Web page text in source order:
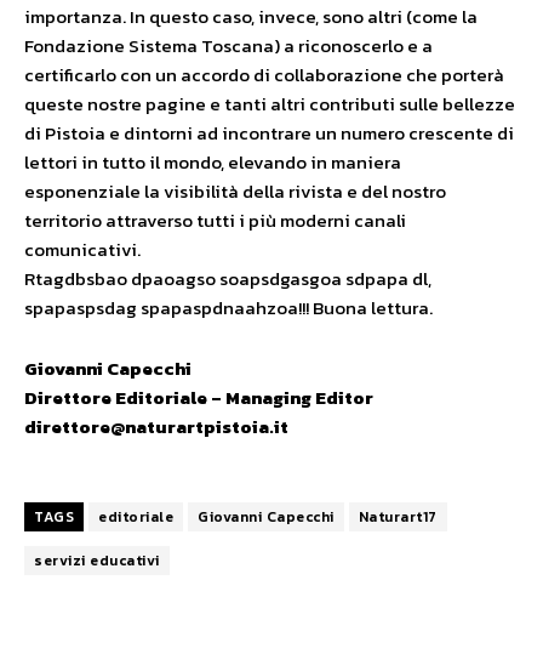
importanza. In questo caso, invece, sono altri (come la
Fondazione Sistema Toscana) a riconoscerlo e a
certificarlo con un accordo di collaborazione che porterà
queste nostre pagine e tanti altri contributi sulle bellezze
di Pistoia e dintorni ad incontrare un numero crescente di
lettori in tutto il mondo, elevando in maniera
esponenziale la visibilità della rivista e del nostro
territorio attraverso tutti i più moderni canali
comunicativi.
Rtagdbsbao dpaoagso soapsdgasgoa sdpapa dl,
spapaspsdag spapaspdnaahzoa!!! Buona lettura.
Giovanni Capecchi
Direttore Editoriale – Managing Editor
direttore@naturartpistoia.it
TAGS editoriale Giovanni Capecchi
Naturart17
servizi educativi